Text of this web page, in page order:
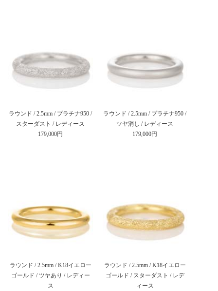
ラウンド / 2.5mm / プラチナ950 /
スターダスト / レディース
179,000円
ラウンド / 2.5mm / プラチナ950 /
ツヤ消し / レディース
179,000円
ラウンド / 2.5mm / K18イエロー
ゴールド / ツヤあり / レディー
ス
ラウンド / 2.5mm / K18イエロー
ゴールド / スターダスト / レデ
ィース